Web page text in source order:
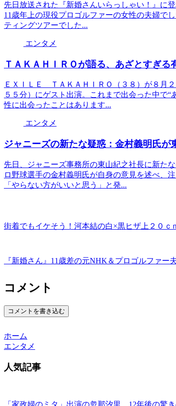
先日放送された『新婚さんいらっしゃい！』に
11歳年上の現役プロゴルファーの女性の夫婦で
ティングツアーでした...
エンタメ
ＴＡＫＡＨＩＲＯが語る、あざとすぎ
ＥＸＩＬＥ ＴＡＫＡＨＩＲＯ（３８）が８月
５５分）にゲスト出演。これまで出会った中で
性に出会ったことはあります...
エンタメ
ジャニーズの新たな疑惑：金村義明氏
先日、ジャニーズ事務所の東山紀之社長に新た
ロ野球選手の金村義明氏が自身の意見を述べ、
「やらない方がいいと思う」と発...
街着でもイケそう！河本結の白×黒ヒザ上２０ｃ
『新婚さん』11歳差の元NHK＆プロゴルファー
コメント
コメントを書き込む
ホーム
エンタメ
人気記事
「家政婦のミタ」出演の忽那汐里、12年後の驚